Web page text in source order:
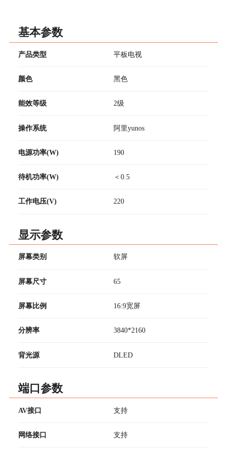
基本参数
产品类型 平板电视
颜色 黑色
能效等级 2级
操作系统 阿里yunos
电源功率(W) 190
待机功率(W) ＜0.5
工作电压(V) 220
显示参数
屏幕类别 软屏
屏幕尺寸 65
屏幕比例 16:9宽屏
分辨率 3840*2160
背光源 DLED
端口参数
AV接口 支持
网络接口 支持